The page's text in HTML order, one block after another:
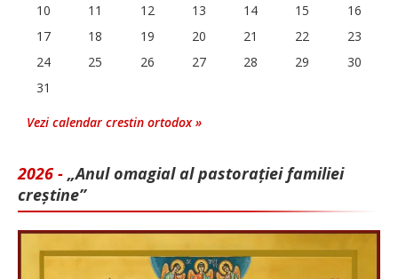
10
11 12 13 14 15
16
17
18 19 20 21 22
23
24
25 26 27 28 29
30
31
Vezi calendar crestin ortodox »
2026 - „Anul omagial al pastorației familiei
creștine”